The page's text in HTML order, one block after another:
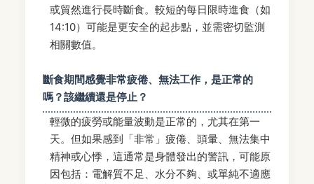
或貿然進行長時斷食。較短的每日限時進食（如
14:10）可能是更安全的起步點，並需密切監測
相關數值。
斷食期間感覺非常疲倦、無法工作，是正常的
嗎？該繼續還是停止？
輕微的疲勞或能量波動是正常的，尤其在第一
天。但如果感到「非常」疲倦、頭暈、無法集中
精神或心悸，這通常是身體發出的警訊，可能原
因包括：電解質不足、水分不夠、或單純不適應